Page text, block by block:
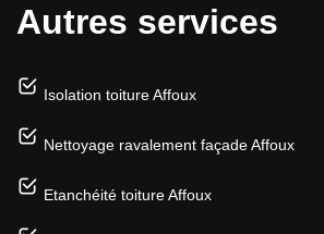
Autres services
Isolation toiture Affoux
Nettoyage ravalement façade Affoux
Etanchéité toiture Affoux